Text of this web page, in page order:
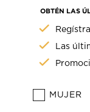
OBTÉN LAS
Las
MUJER